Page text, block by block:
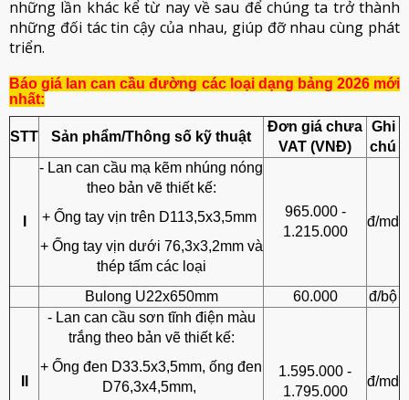
những lần khác kể từ nay về sau để chúng ta trở thành
những đối tác tin cậy của nhau, giúp đỡ nhau cùng phát
triển.
Báo giá lan can cầu đường các loại dạng bảng 2026 mới
nhất:
STT Sản phẩm/Thông số kỹ thuật
Đơn giá chưa
VAT (VNĐ)
Ghi
chú
- Lan can cầu mạ kẽm nhúng nóng
theo bản vẽ thiết kế:
+ Ống tay vịn trên D113,5x3,5mm
+ Ống tay vịn dưới 76,3x3,2mm và
thép tấm các loại
965.000 -
1.215.000
đ/md
Bulong U22x650mm 60.000 đ/bộ
- Lan can cầu sơn tĩnh điện màu
trắng theo bản vẽ thiết kế:
+ Ống đen D33.5x3,5mm, ống đen
D76,3x4,5mm,
1.595.000 -
1.795.000
đ/md